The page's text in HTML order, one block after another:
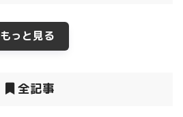
もっと見る
全記事